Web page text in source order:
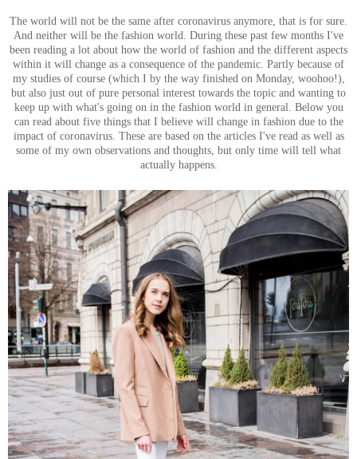
The world will not be the same after coronavirus anymore, that is for sure.
And neither will be the fashion world. During these past few months I've
been reading a lot about how the world of fashion and the different aspects
within it will change as a consequence of the pandemic. Partly because of
my studies of course (which I by the way finished on Monday, woohoo!),
but also just out of pure personal interest towards the topic and wanting to
keep up with what's going on in the fashion world in general. Below you
can read about five things that I believe will change in fashion due to the
impact of coronavirus. These are based on the articles I've read as well as
some of my own observations and thoughts, but only time will tell what
actually happens.